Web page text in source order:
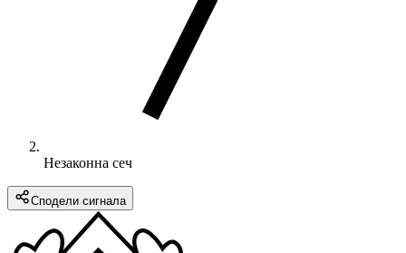
Незаконна сеч
Сподели сигнала